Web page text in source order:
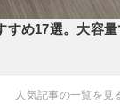
すめ17選。大容
人気記事の一覧を見